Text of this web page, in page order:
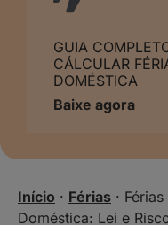
GUIA
CÁLCULAR
DOMÉSTICA
Baixe agora
Início · Férias ·
Doméstica: Lei e